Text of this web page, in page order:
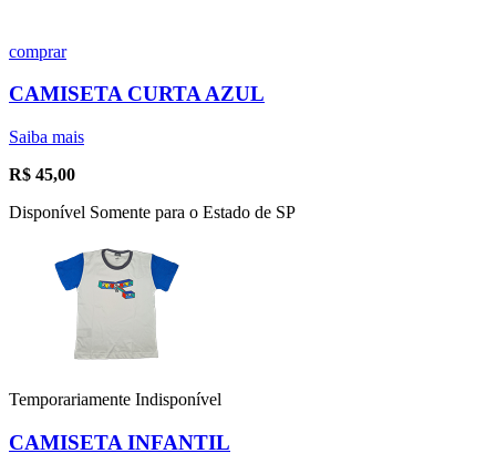
comprar
CAMISETA CURTA AZUL
Saiba mais
R$ 45,00
Disponível Somente para o Estado de SP
Temporariamente Indisponível
CAMISETA INFANTIL